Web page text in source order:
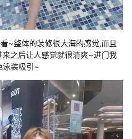
~整体的装修很大海的感觉,而且
之后让人感觉就很清爽~进门我
泳装吸引~